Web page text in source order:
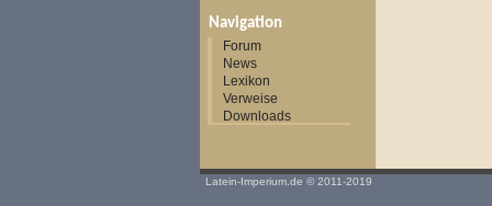
Navigation
Forum
News
Lexikon
Verweise
Downloads
Latein-Imperium.de © 2011-2019